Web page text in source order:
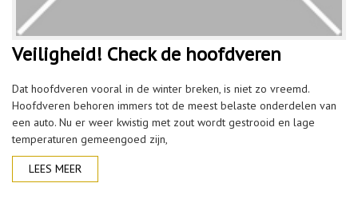
Veiligheid! Check de hoofdveren
Dat hoofdveren vooral in de winter breken, is niet zo vreemd.
Hoofdveren behoren immers tot de meest belaste onderdelen van
een auto. Nu er weer kwistig met zout wordt gestrooid en lage
temperaturen gemeengoed zijn,
LEES MEER